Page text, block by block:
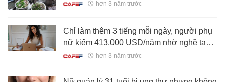
hơn 3 năm trước
Chỉ làm thêm 3 tiếng mỗi ngày, người phụ
nữ kiếm 413.000 USD/năm nhờ nghề tay
trái: Quản lý thời gian chính là chìa khóa
hơn 3 năm trước